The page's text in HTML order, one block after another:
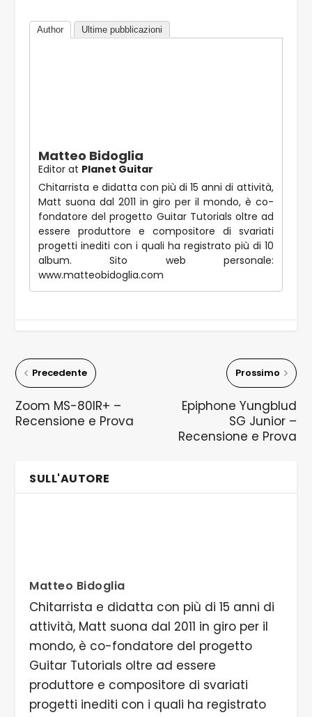
Author Ultime pubblicazioni
Matteo Bidoglia
Editor at Planet Guitar
Chitarrista e didatta con più di 15 anni di attività,
Matt suona dal 2011 in giro per il mondo, è co-
fondatore del progetto Guitar Tutorials oltre ad
essere produttore e compositore di svariati
progetti inediti con i quali ha registrato più di 10
album. Sito web personale:
www.matteobidoglia.com
Precedente
Zoom MS-80IR+ –
Recensione e Prova
Prossimo
Epiphone Yungblud
SG Junior –
Recensione e Prova
SULL'AUTORE
Matteo Bidoglia
Chitarrista e didatta con più di 15 anni di
attività, Matt suona dal 2011 in giro per il
mondo, è co-fondatore del progetto
Guitar Tutorials oltre ad essere
produttore e compositore di svariati
progetti inediti con i quali ha registrato